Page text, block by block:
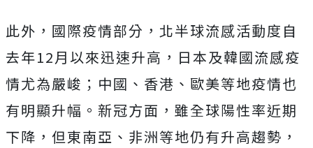
此外，國際疫情部分，北半球流感活動度自
去年12月以來迅速升高，日本及韓國流感疫
情尤為嚴峻；中國、香港、歐美等地疫情也
有明顯升幅。新冠方面，雖全球陽性率近期
下降，但東南亞、非洲等地仍有升高趨勢，